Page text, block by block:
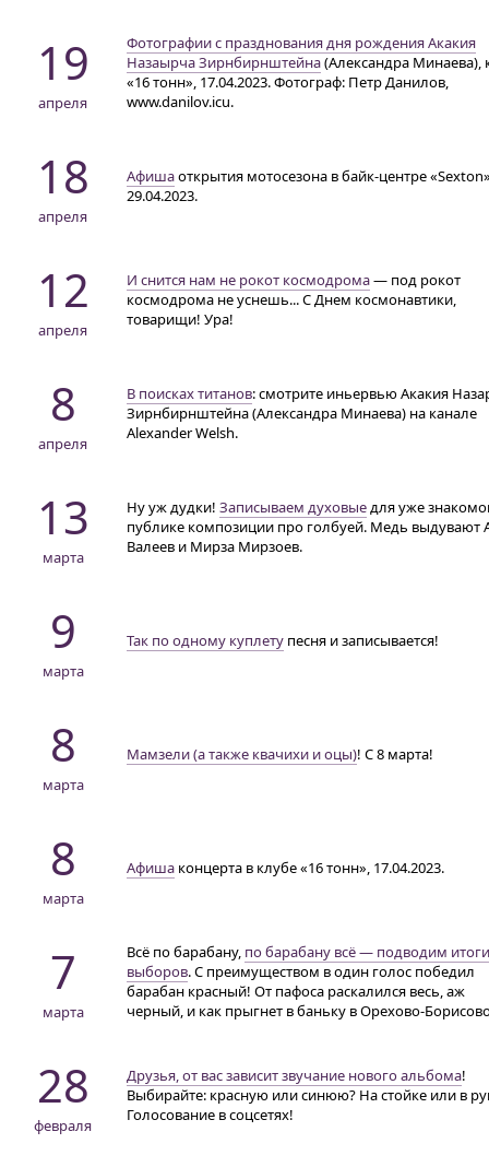
19
апреля
Фотографии с празднования дня рождения Акакия
Назаырча Зирнбирнштейна(Александра Минаева),
«16 тонн», 17.04.2023. Фотограф: Петр Данилов,
www.danilov.icu.
18
апреля
Афишаоткрытия мотосезона в байк-центре
29.04.2023.
12
апреля
И снится нам не рокот космодрома— под рокот
космодрома не уснешь... С Днем космонавтики,
товарищи! Ура!
8
апреля
В поисках титанов: смотрите иньервью Акакия
Зирнбирнштейна (Александра Минаева) на канале
Alexander Welsh.
13
марта
Ну уж дудки! Записываем духовыедля уже
публике композиции про голбуей. Медь выдувают
Валеев и Мирза Мирзоев.
9
марта
Так по одному куплету песня и записывается!
8
марта
Мамзели (а также квачихи и оцы)! С 8 марта!
8
марта
Афиша концерта в клубе «16 тонн», 17.04.2023.
7
марта
Всё по барабану, по барабану всё — подводим итоги
выборов. С преимуществом в один голос победил
барабан красный! От пафоса раскалился весь, аж
черный, и как прыгнет в баньку в Орехово-
28
февраля
Друзья, от вас зависит звучание нового альбома!
Выбирайте: красную или синюю? На стойке или в
Голосование в соцсетях!